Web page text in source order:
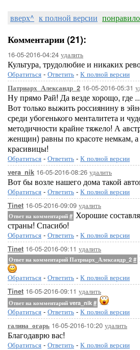
вверх^ к полной версии
Комментарии (21):
16-05-2016-04:24 удалить
Культура, трудолюбие и никаких
Обратиться - Ответить - К полной версии
Патриарх_Александр_2 16-05-2016-05:31
Ну прямо Рай! Да везде хорощо, где
Вот только выжить россиянину в
среди убогенького менталитета и
методичности крайне тяжело! А
женщин) равны по красоте немкам, а
красивицы!
Обратиться - Ответить - К полной версии
vera_nik 16-05-2016-08:26 удалить
Вот бы возле нашего дома такой
Обратиться - Ответить - К полной версии
Tinet 16-05-2016-09:09 удалить
Ответ на комментарий # Хорошие
страны! Спасибо!
Обратиться - Ответить - К полной версии
Tinet 16-05-2016-09:11 удалить
Ответ на комментарий Патриарх_Александр_2 #
Обратиться - Ответить - К полной версии
Tinet 16-05-2016-09:11 удалить
Ответ на комментарий vera_nik #
Обратиться - Ответить - К полной версии
галина_огарь 16-05-2016-10:20 удалить
Благодаврю вас!
Обратиться - Ответить - К полной версии